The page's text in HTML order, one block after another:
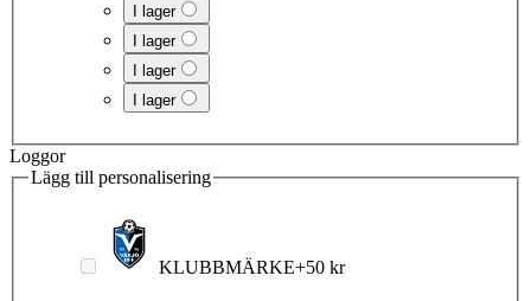
I lager
I lager
I lager
I lager
Loggor
Lägg till personalisering
KLUBBMÄRKE+50 kr